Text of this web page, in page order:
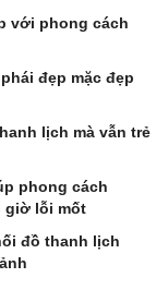
với phong cách
đẹp mặc đẹp
lịch mà vẫn trẻ
phong cách
giờ lỗi mốt
đồ thanh lịch